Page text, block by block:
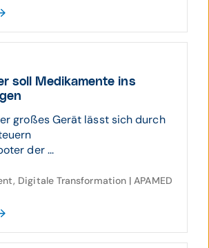
soll Medi­ka­mente ins
großes Gerät lässt sich durch
der ...
Digitale Transformation | APAMED